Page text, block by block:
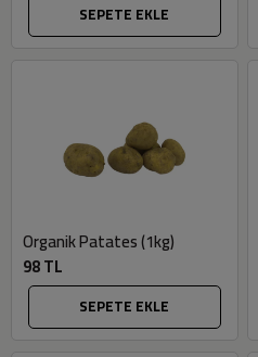
SEPETE EKLE
Organik Patates (1kg)
98 TL
SEPETE EKLE